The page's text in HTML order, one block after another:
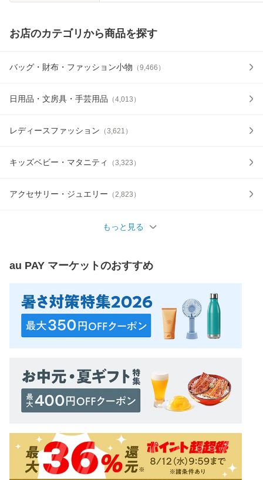
店
お店のカテゴリから商品を探す
バッグ・財布・ファッション小物 （9,466 ）
日用品・文房具・手芸用品 （4,013 ）
レディースファッション （3,621 ）
キッズベビー・マタニティ （3,323 ）
アクセサリー・ジュエリー （2,823 ）
もっと見る
au PAY マーケットのおすすめ